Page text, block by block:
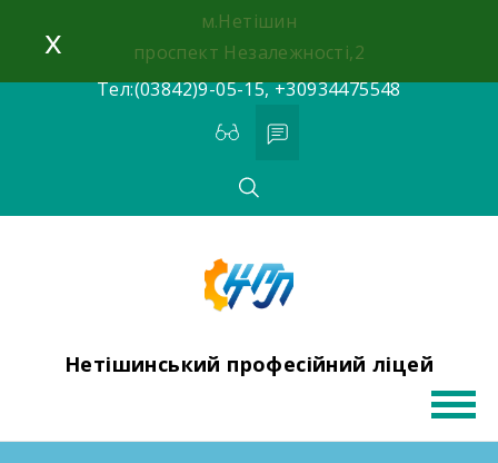
content
м.Нетішин
проспект Незалежності,2
Тел:(03842)9-05-15, +30934475548
Нетішинський професійний ліцей
x